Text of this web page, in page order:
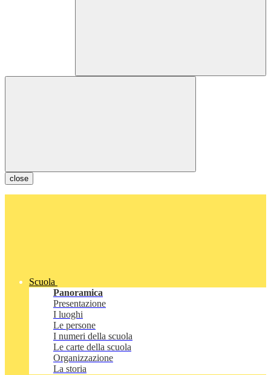
close
Scuola
Panoramica
Presentazione
I luoghi
Le persone
I numeri della scuola
Le carte della scuola
Organizzazione
La storia